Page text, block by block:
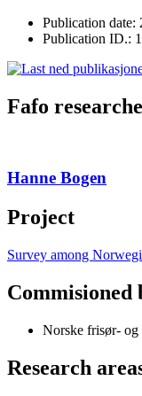
Publication date:
Publication ID.:
Fafo
Hanne Bogen
Project
Survey among
Commisioned
Norske frisør-
Research